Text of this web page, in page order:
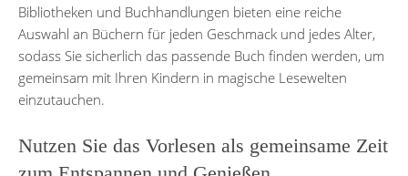
Bibliotheken und Buchhandlungen bieten eine reiche
Auswahl an Büchern für jeden Geschmack und jedes Alter,
sodass Sie sicherlich das passende Buch finden werden, um
gemeinsam mit Ihren Kindern in magische Lesewelten
einzutauchen.
Nutzen Sie das Vorlesen als gemeinsame Zeit